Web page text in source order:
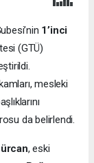
1’inci
(GTÜ)
mesleki
da belirlendi.
, eski